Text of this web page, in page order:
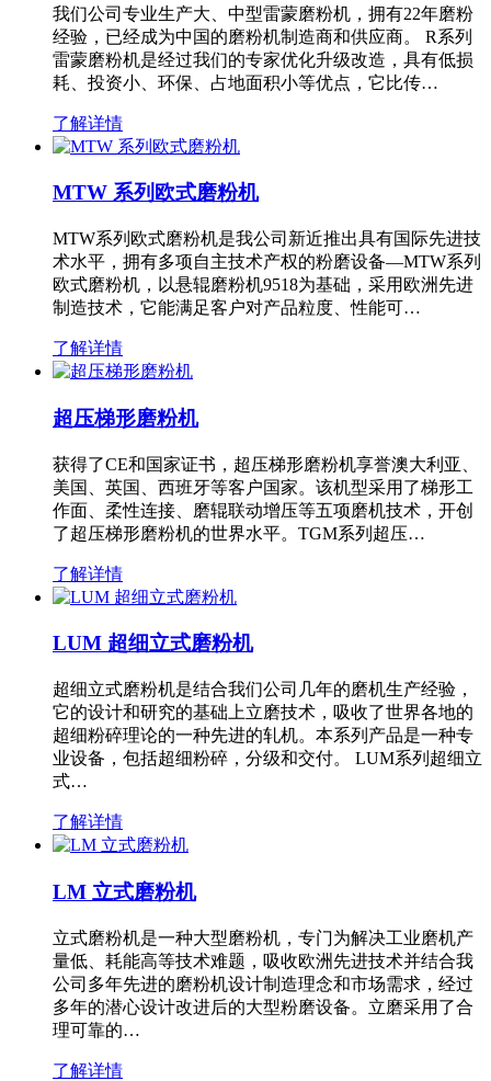
我们公司专业生产大、中型雷蒙磨粉机，拥有22年磨粉
经验，已经成为中国的磨粉机制造商和供应商。 R系列
雷蒙磨粉机是经过我们的专家优化升级改造，具有低损
耗、投资小、环保、占地面积小等优点，它比传…
了解详情
MTW 系列欧式磨粉机
MTW系列欧式磨粉机是我公司新近推出具有国际先进技
术水平，拥有多项自主技术产权的粉磨设备—MTW系列
欧式磨粉机，以悬辊磨粉机9518为基础，采用欧洲先进
制造技术，它能满足客户对产品粒度、性能可…
了解详情
超压梯形磨粉机
获得了CE和国家证书，超压梯形磨粉机享誉澳大利亚、
美国、英国、西班牙等客户国家。该机型采用了梯形工
作面、柔性连接、磨辊联动增压等五项磨机技术，开创
了超压梯形磨粉机的世界水平。TGM系列超压…
了解详情
LUM 超细立式磨粉机
超细立式磨粉机是结合我们公司几年的磨机生产经验，
它的设计和研究的基础上立磨技术，吸收了世界各地的
超细粉碎理论的一种先进的轧机。本系列产品是一种专
业设备，包括超细粉碎，分级和交付。 LUM系列超细立
式…
了解详情
LM 立式磨粉机
立式磨粉机是一种大型磨粉机，专门为解决工业磨机产
量低、耗能高等技术难题，吸收欧洲先进技术并结合我
公司多年先进的磨粉机设计制造理念和市场需求，经过
多年的潜心设计改进后的大型粉磨设备。立磨采用了合
理可靠的…
了解详情